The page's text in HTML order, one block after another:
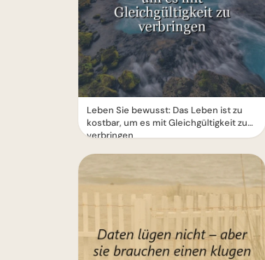
Leben Sie bewusst: Das Leben ist zu
kostbar, um es mit Gleichgültigkeit zu
verbringen